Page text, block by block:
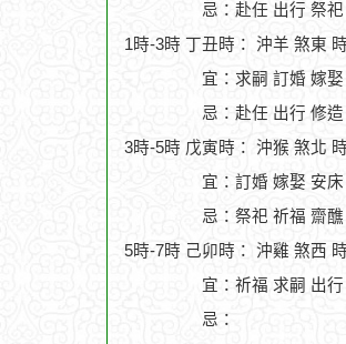
忌：赴任 出行 祭
1時-3時 丁丑時： 沖羊 煞東
宜：求嗣 訂婚 嫁
忌：赴任 出行 修
3時-5時 戊寅時： 沖猴 煞北
宜：訂婚 嫁娶 安
忌：祭祀 祈福 齋
5時-7時 己卯時： 沖雞 煞西
宜：祈福 求嗣 出
忌：